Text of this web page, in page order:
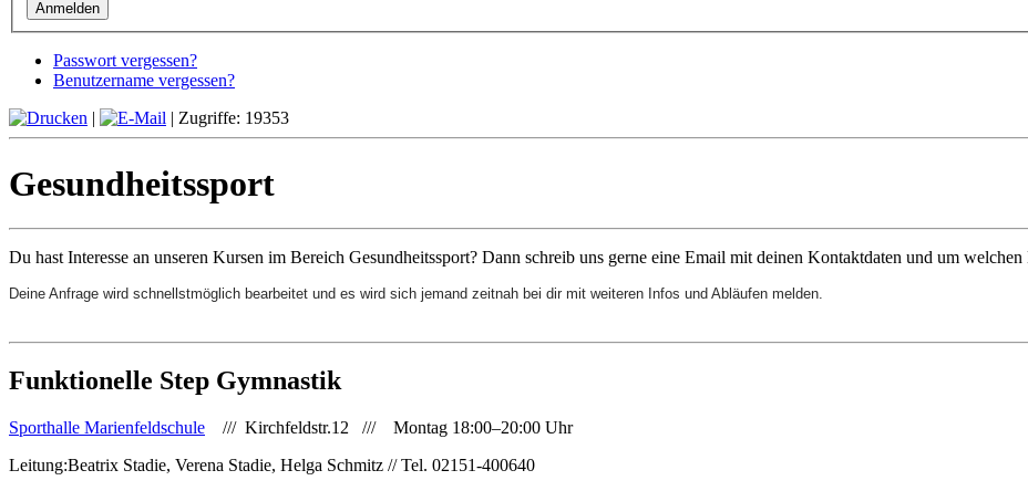
Passwort vergessen?
Benutzername vergessen?
|
| Zugriffe: 19353
Gesundheitssport
Du hast Interesse an unseren Kursen im Bereich Gesundheitssport? Dann schreib uns gerne eine Email mit deinen Kontaktdaten und um welchen
Deine Anfrage wird schnellstmöglich bearbeitet und es wird sich jemand zeitnah bei dir mit weiteren Infos und Abläufen melden.
Funktionelle Step Gymnastik
Sporthalle Marienfeldschule /// Kirchfeldstr.12 /// Montag 18:00–20:00 Uhr
Leitung:Beatrix Stadie, Verena Stadie, Helga Schmitz // Tel. 02151-400640